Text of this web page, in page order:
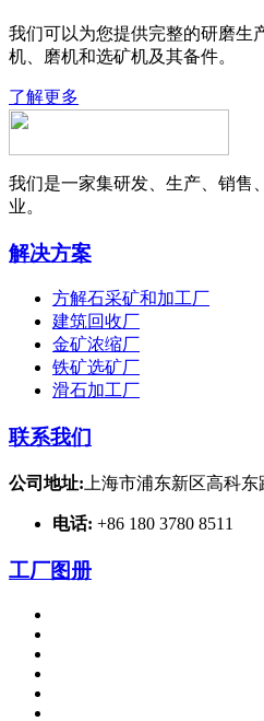
我们可以为您提供完整的研磨生
机、磨机和选矿机及其备件。
了解更多
我们是一家集研发、生产、销售
业。
解决方案
方解石采矿和加工厂
建筑回收厂
金矿浓缩厂
铁矿选矿厂
滑石加工厂
联系我们
公司地址: 上海市浦东新区高科东
电话: +86 180 3780 8511
工厂图册